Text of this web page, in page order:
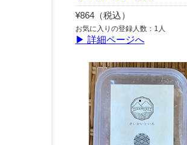
¥864（税込）
お気に入りの登録人数：1人
▶ 詳細ページへ